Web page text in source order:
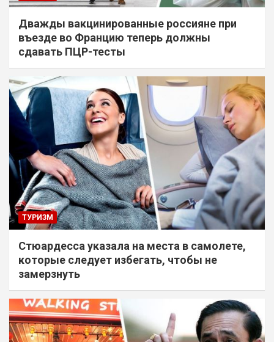
Дважды вакцинированные россияне при
въезде во Францию теперь должны
сдавать ПЦР-тесты
ТУРИЗМ
Стюардесса указала на места в самолете,
которые следует избегать, чтобы не
замерзнуть